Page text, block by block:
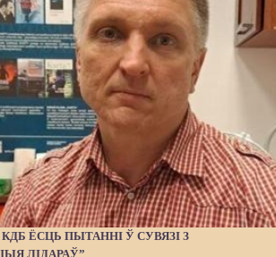
КДБ ЁСЦЬ ПЫТАННІ Ў СУВЯЗІ З
ЛІДАРАЎ”